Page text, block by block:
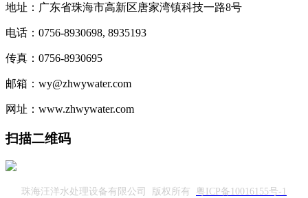
地址：广东省珠海市高新区唐家湾镇科技一路8号
电话：0756-8930698, 8935193
传真：0756-8930695
邮箱：wy@zhwywater.com
网址：www.zhwywater.com
扫描二维码
珠海汪洋水处理设备有限公司 版权所有 粤ICP备10016155号-1